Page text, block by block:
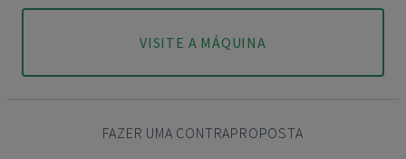
VISITE A MÁQUINA
FAZER UMA CONTRAPROPOSTA